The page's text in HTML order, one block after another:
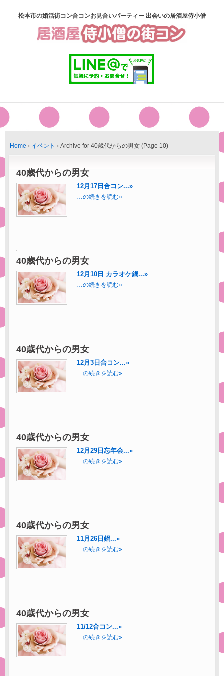
松本市の婚活街コン合コンお見合いパーティー 出会いの居酒屋侍小僧
Home › イベント › Archive for 40歳代からの男女 (Page 10)
40歳代からの男女
12月17日合コン...»
…の続きを読む»
40歳代からの男女
12月10日 カラオケ鍋...»
…の続きを読む»
40歳代からの男女
12月3日合コン...»
…の続きを読む»
40歳代からの男女
12月29日忘年会...»
…の続きを読む»
40歳代からの男女
11月26日鍋...»
…の続きを読む»
40歳代からの男女
11/12合コン...»
…の続きを読む»